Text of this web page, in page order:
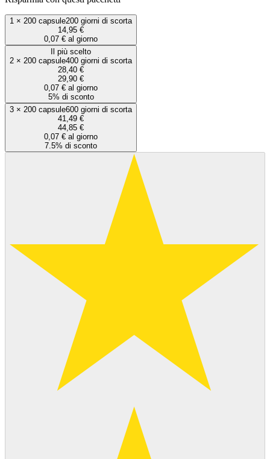
1 × 200 capsule200 giorni di scorta
14,95 €
0,07 € al giorno
Il più scelto
2 × 200 capsule400 giorni di scorta
28,40 €
29,90 €
0,07 € al giorno
5% di sconto
3 × 200 capsule600 giorni di scorta
41,49 €
44,85 €
0,07 € al giorno
7.5% di sconto